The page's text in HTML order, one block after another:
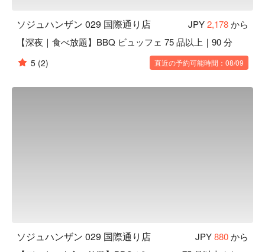
ソジュハンザン 029 国際通り店 JPY2,178から
【深夜｜食べ放題】BBQ ビュッフェ 75 品以上｜90 分
5 (2) 直近の予約可能時間：08/09
ソジュハンザン 029 国際通り店 JPY880から